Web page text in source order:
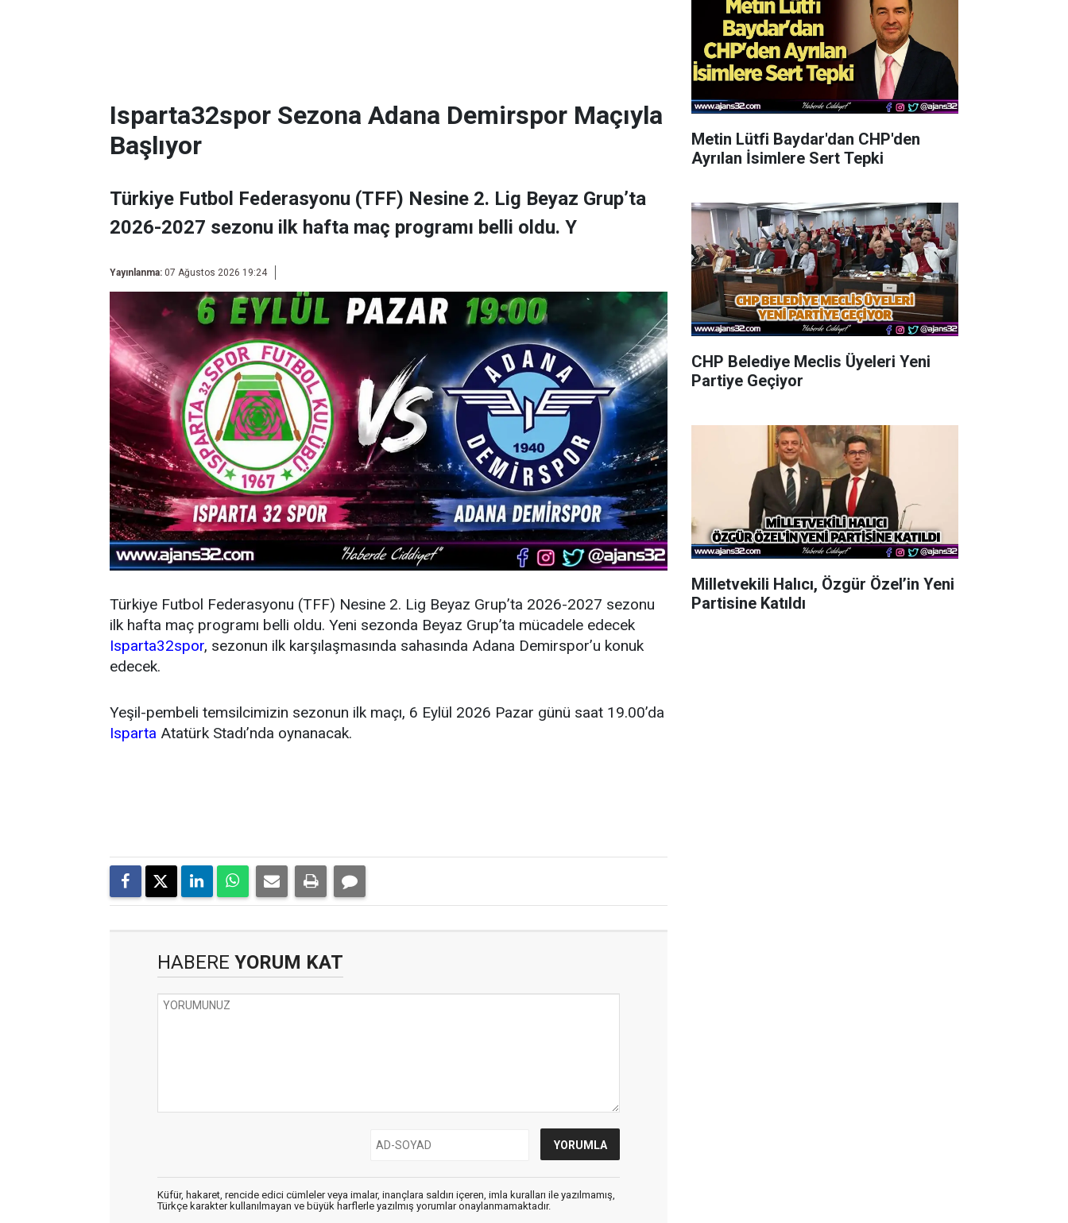
Isparta32spor Sezona Adana Demirspor Maçıyla
Başlıyor
Türkiye Futbol Federasyonu (TFF) Nesine 2. Lig Beyaz Grup’ta
2026-2027 sezonu ilk hafta maç programı belli oldu. Y
Yayınlanma: 07 Ağustos 2026 19:24
Türkiye Futbol Federasyonu (TFF) Nesine 2. Lig Beyaz Grup’ta 2026-2027 sezonu
ilk hafta maç programı belli oldu. Yeni sezonda Beyaz Grup’ta mücadele edecek
Isparta32spor, sezonun ilk karşılaşmasında sahasında Adana Demirspor’u konuk
edecek.
Yeşil-pembeli temsilcimizin sezonun ilk maçı, 6 Eylül 2026 Pazar günü saat 19.00’da
Isparta Atatürk Stadı’nda oynanacak.
HABERE YORUM KAT
Küfür, hakaret, rencide edici cümleler veya imalar, inançlara saldırı içeren, imla kuralları ile yazılmamış,
Türkçe karakter kullanılmayan ve büyük harflerle yazılmış yorumlar onaylanmamaktadır.
Metin Lütfi Baydar'dan CHP'den
Ayrılan İsimlere Sert Tepki
CHP Belediye Meclis Üyeleri Yeni
Partiye Geçiyor
Milletvekili Halıcı, Özgür Özel’in Yeni
Partisine Katıldı